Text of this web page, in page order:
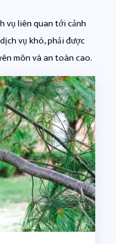
vụ liên quan tới cảnh
vụ khó, phải được
môn và an toàn cao.